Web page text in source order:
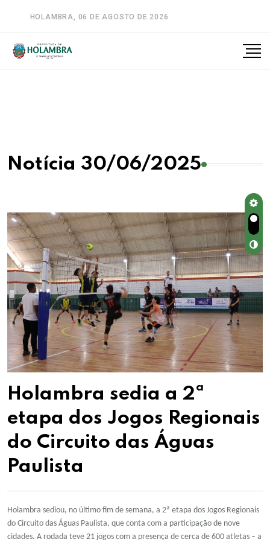
HOLAMBRA, 06 DE AGOSTO DE 2026
Notícia 30/06/2025
Holambra sedia a 2ª
etapa dos Jogos Regionais
do Circuito das Águas
Paulista
Holambra sediou, no último fim de semana, a 2ª etapa dos Jogos Regionais
do Circuito das Águas Paulista, que conta com a participação de nove
cidades. A rodada teve 21 jogos com a presença de cerca de 600 atletas – a